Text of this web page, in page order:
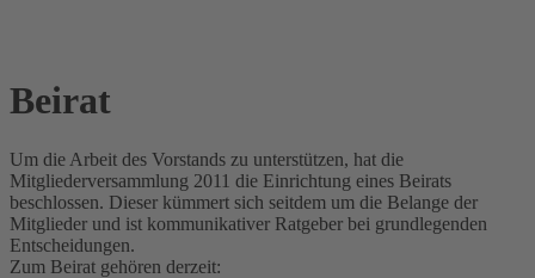
Beirat
Um die Arbeit des Vorstands zu unterstützen, hat die
Mitgliederversammlung 2011 die Einrichtung eines Beirats
beschlossen. Dieser kümmert sich seitdem um die Belange der
Mitglieder und ist kommunikativer Ratgeber bei grundlegenden
Entscheidungen.
Zum Beirat gehören derzeit: